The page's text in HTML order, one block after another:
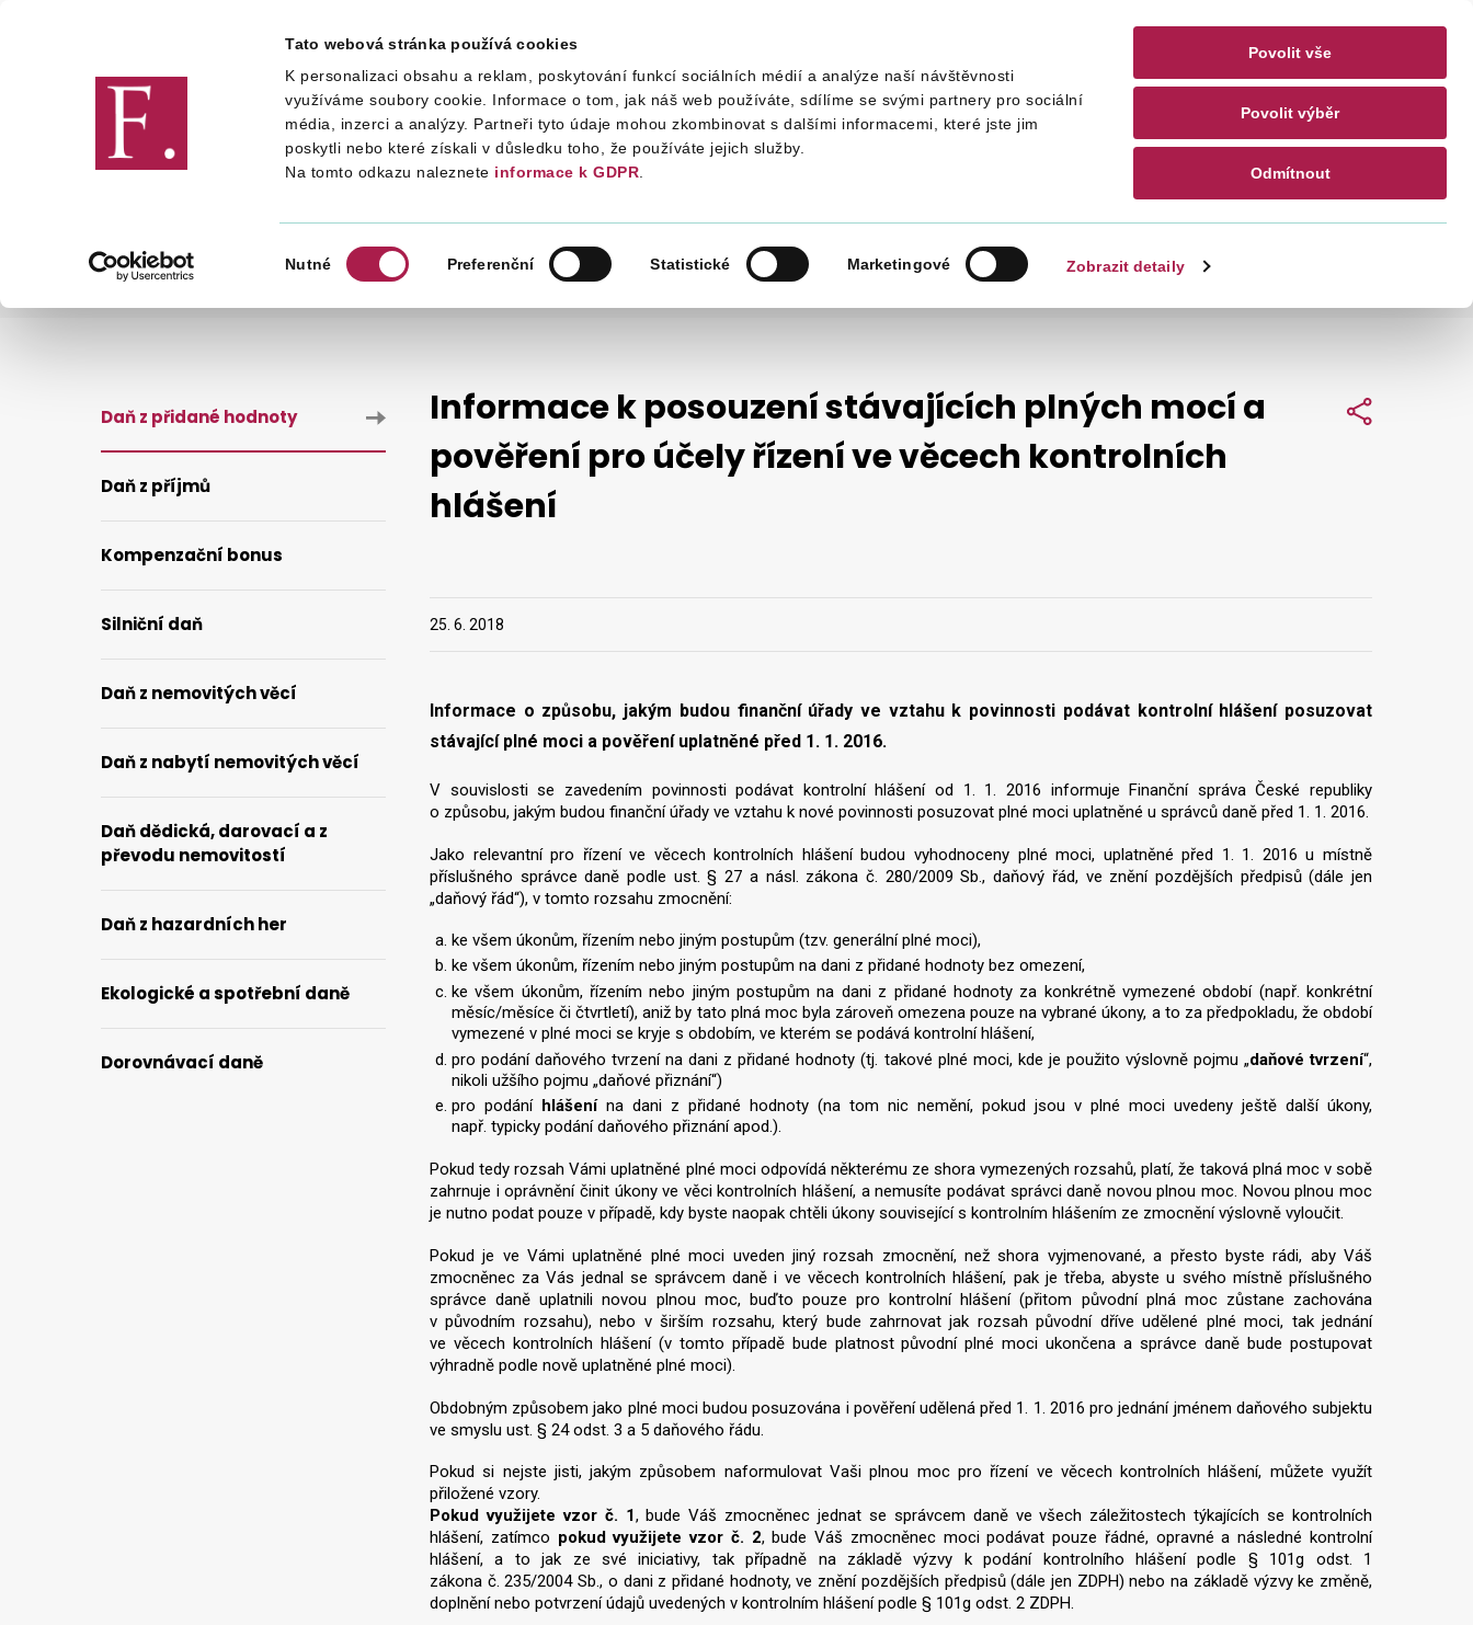
Tato webová stránka používá cookies
K personalizaci obsahu a reklam, poskytování funkcí sociálních médií a analýze naší návštěvnosti
využíváme soubory cookie. Informace o tom, jak náš web používáte, sdílíme se svými partnery pro sociální
média, inzerci a analýzy. Partneři tyto údaje mohou zkombinovat s dalšími informacemi, které jste jim
poskytli nebo které získali v důsledku toho, že používáte jejich služby.
Na tomto odkazu naleznete informace k GDPR.
souhlasu
Nutné Preferenční Statistické Marketingové Zobrazit detaily
Povolit vše
Povolit výběr
Odmítnout
Finanční správa Daně Mezinárodní spolupráce Kontakty CZ EN
POKYNY A INFORMACE K VYPLNĚNÍ KONTROLNÍHO HLÁŠENÍ DPH
Informace k posouzení stávajících plných mocí a
pověření pro účely řízení ve věcech kontrolních
hlášení
Sdílet
25. 6. 2018
Informace o způsobu, jakým budou finanční úřady ve vztahu k povinnosti podávat kontrolní hlášení posuzovat
stávající plné moci a pověření uplatněné před 1. 1. 2016.
V souvislosti se zavedením povinnosti podávat kontrolní hlášení od 1. 1. 2016 informuje Finanční správa České republiky
o způsobu, jakým budou finanční úřady ve vztahu k nové povinnosti posuzovat plné moci uplatněné u správců daně před 1. 1. 2016.
Jako relevantní pro řízení ve věcech kontrolních hlášení budou vyhodnoceny plné moci, uplatněné před 1. 1. 2016 u místně
příslušného správce daně podle ust. § 27 a násl. zákona č. 280/2009 Sb., daňový řád, ve znění pozdějších předpisů (dále jen
„daňový řád“), v tomto rozsahu zmocnění:
ke všem úkonům, řízením nebo jiným postupům (tzv. generální plné moci),
ke všem úkonům, řízením nebo jiným postupům na dani z přidané hodnoty bez omezení,
ke všem úkonům, řízením nebo jiným postupům na dani z přidané hodnoty za konkrétně vymezené období (např. konkrétní
měsíc/měsíce či čtvrtletí), aniž by tato plná moc byla zároveň omezena pouze na vybrané úkony, a to za předpokladu, že období
vymezené v plné moci se kryje s obdobím, ve kterém se podává kontrolní hlášení,
pro podání daňového tvrzení na dani z přidané hodnoty (tj. takové plné moci, kde je použito výslovně pojmu „daňové tvrzení“,
nikoli užšího pojmu „daňové přiznání“)
pro podání hlášenína dani z přidané hodnoty (na tom nic nemění, pokud jsou v plné moci uvedeny ještě další úkony,
např. typicky podání daňového přiznání apod.).
Pokud tedy rozsah Vámi uplatněné plné moci odpovídá některému ze shora vymezených rozsahů, platí, že taková plná moc v sobě
zahrnuje i oprávnění činit úkony ve věci kontrolních hlášení, a nemusíte podávat správci daně novou plnou moc. Novou plnou moc
je nutno podat pouze v případě, kdy byste naopak chtěli úkony související s kontrolním hlášením ze zmocnění výslovně vyloučit.
Pokud je ve Vámi uplatněné plné moci uveden jiný rozsah zmocnění, než shora vyjmenované, a přesto byste rádi, aby Váš
zmocněnec za Vás jednal se správcem daně i ve věcech kontrolních hlášení, pak je třeba, abyste u svého místně příslušného
správce daně uplatnili novou plnou moc, buďto pouze pro kontrolní hlášení (přitom původní plná moc zůstane zachována
v původním rozsahu), nebo v širším rozsahu, který bude zahrnovat jak rozsah původní dříve udělené plné moci, tak jednání
ve věcech kontrolních hlášení (v tomto případě bude platnost původní plné moci ukončena a správce daně bude postupovat
výhradně podle nově uplatněné plné moci).
Obdobným způsobem jako plné moci budou posuzována i pověření udělená před 1. 1. 2016 pro jednání jménem daňového subjektu
ve smyslu ust. § 24 odst. 3 a 5 daňového řádu.
Pokud si nejste jisti, jakým způsobem naformulovat Vaši plnou moc pro řízení ve věcech kontrolních hlášení, můžete využít
přiložené vzory.
Pokud využijete vzor č. 1, bude Váš zmocněnec jednat se správcem daně ve všech záležitostech týkajících se kontrolních
hlášení, zatímco pokud využijete vzor č. 2, bude Váš zmocněnec moci podávat pouze řádné, opravné a následné kontrolní
hlášení, a to jak ze své iniciativy, tak případně na základě výzvy k podání kontrolního hlášení podle § 101g odst. 1
zákona č. 235/2004 Sb., o dani z přidané hodnoty, ve znění pozdějších předpisů (dále jen ZDPH) nebo na základě výzvy ke změně,
doplnění nebo potvrzení údajů uvedených v kontrolním hlášení podle § 101g odst. 2 ZDPH.
Daň z přidané hodnoty
Daň z příjmů
Kompenzační bonus
Silniční daň
Daň z nemovitých věcí
Daň z nabytí nemovitých věcí
Daň dědická, darovací a z
převodu nemovitostí
Daň z hazardních her
Ekologické a spotřební daně
Dorovnávací daně